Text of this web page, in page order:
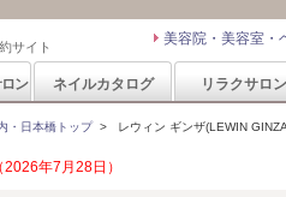
サイト 美容院・美容室・
ン ネイルカタログ リラクサロン
・日本橋トップ> レウィン ギンザ(LEWIN
年7月28日）